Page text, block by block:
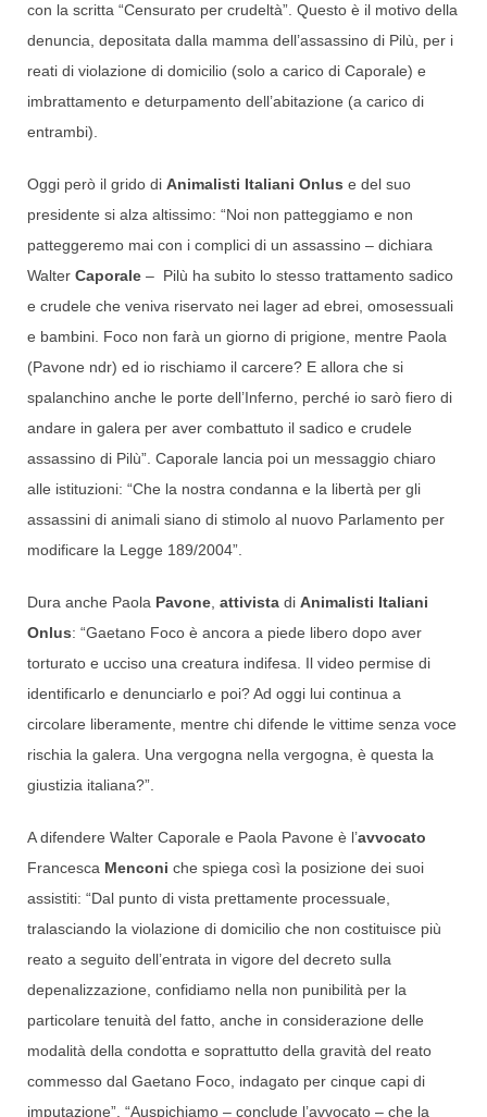
con la scritta “Censurato per crudeltà”. Questo è il motivo della
denuncia, depositata dalla mamma dell’assassino di Pilù, per i
reati di violazione di domicilio (solo a carico di Caporale) e
imbrattamento e deturpamento dell’abitazione (a carico di
entrambi).
Oggi però il grido di Animalisti Italiani Onlus e del suo
presidente si alza altissimo: “Noi non patteggiamo e non
patteggeremo mai con i complici di un assassino – dichiara
Walter Caporale – Pilù ha subito lo stesso trattamento sadico
e crudele che veniva riservato nei lager ad ebrei, omosessuali
e bambini. Foco non farà un giorno di prigione, mentre Paola
(Pavone ndr) ed io rischiamo il carcere? E allora che si
spalanchino anche le porte dell’Inferno, perché io sarò fiero di
andare in galera per aver combattuto il sadico e crudele
assassino di Pilù”. Caporale lancia poi un messaggio chiaro
alle istituzioni: “Che la nostra condanna e la libertà per gli
assassini di animali siano di stimolo al nuovo Parlamento per
modificare la Legge 189/2004”.
Dura anche Paola Pavone attivista di Animalisti Italiani
Onlus: “Gaetano Foco è ancora a piede libero dopo aver
torturato e ucciso una creatura indifesa. Il video permise di
identificarlo e denunciarlo e poi? Ad oggi lui continua a
circolare liberamente, mentre chi difende le vittime senza voce
rischia la galera. Una vergogna nella vergogna, è questa la
giustizia italiana?”.
A difendere Walter Caporale e Paola Pavone è l’avvocato
Francesca Menconi che spiega così la posizione dei suoi
assistiti: “Dal punto di vista prettamente processuale,
tralasciando la violazione di domicilio che non costituisce più
reato a seguito dell’entrata in vigore del decreto sulla
depenalizzazione, confidiamo nella non punibilità per la
particolare tenuità del fatto, anche in considerazione delle
modalità della condotta e soprattutto della gravità del reato
commesso dal Gaetano Foco, indagato per cinque capi di
imputazione”. “Auspichiamo – conclude l’avvocato – che la